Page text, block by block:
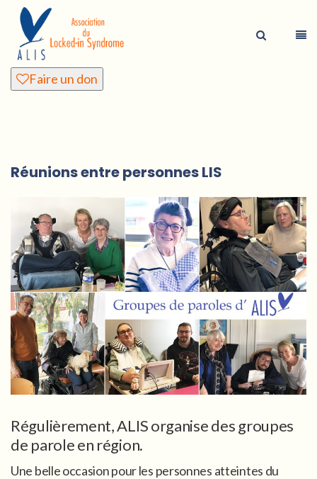
Faire un don
Réunions entre personnes LIS
Régulièrement, ALIS organise des groupes
de parole en région.
Une belle occasion pour les personnes atteintes du